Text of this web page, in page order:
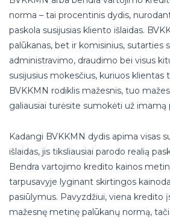
norma – tai procentinis dydis,
paskola susijusias kliento išlaidas.
palūkanas, bet ir komisinius, sutarties
administravimo, draudimo bei visus
susijusius mokesčius, kuriuos klientas
BVKKMN rodiklis mažesnis, tuo
galiausiai turėsite sumokėti už imamą
Kadangi BVKKMN dydis apima visas
išlaidas, jis tiksliausiai parodo realią
Bendra vartojimo kredito kainos
tarpusavyje lyginant skirtingos
pasiūlymus. Pavyzdžiui, viena kredito
mažesnę metinę palūkanų normą,